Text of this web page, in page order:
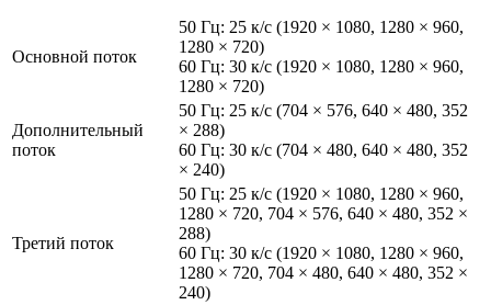
Основной поток
50 Гц: 25 к/с (1920 × 1080, 1280 × 960,
1280 × 720)
60 Гц: 30 к/с (1920 × 1080, 1280 × 960,
1280 × 720)
Дополнительный
поток
50 Гц: 25 к/с (704 × 576, 640 × 480, 352
× 288)
60 Гц: 30 к/с (704 × 480, 640 × 480, 352
× 240)
Третий поток
50 Гц: 25 к/с (1920 × 1080, 1280 × 960,
1280 × 720, 704 × 576, 640 × 480, 352 ×
288)
60 Гц: 30 к/с (1920 × 1080, 1280 × 960,
1280 × 720, 704 × 480, 640 × 480, 352 ×
240)